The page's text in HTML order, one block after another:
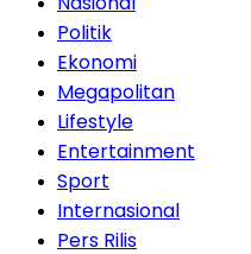
Politik
Ekonomi
Megapolitan
Lifestyle
Entertainment
Sport
Internasional
Pers Rilis